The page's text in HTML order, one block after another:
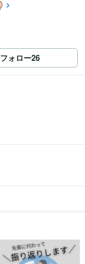
フォロー26